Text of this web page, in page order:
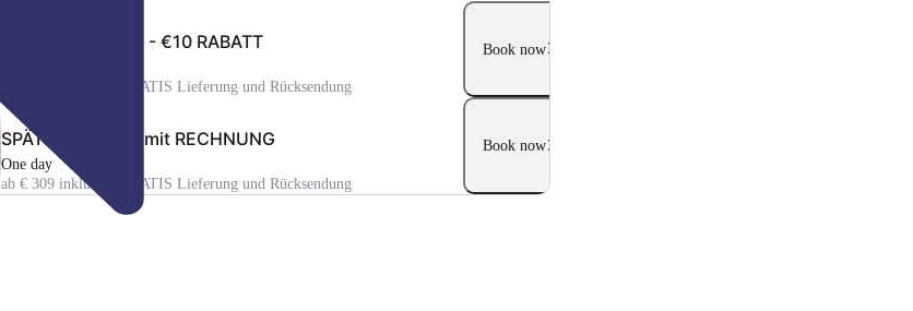
SOFORT ZAHLEN - €10 RABATT
ab € 299 inklusive GRATIS Lieferung und Rücksendung
Book now
SPÄTER ZAHLEN mit RECHNUNG
One day
ab € 309 inklusive GRATIS Lieferung und Rücksendung
Book now